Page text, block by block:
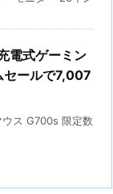
電式ゲーミン
セールで7,007
ス G700s 限定数